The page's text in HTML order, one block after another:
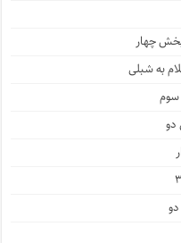
چهار
به شبلی